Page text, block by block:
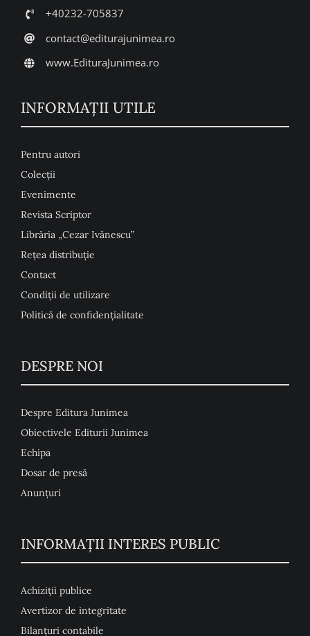
+40232-705837
contact@editurajunimea.ro
www.EdituraJunimea.ro
INFORMAŢII UTILE
Pentru autori
Colecţii
Evenimente
Revista Scriptor
Librăria „Cezar Ivănescu”
Rețea distribuție
Contact
Condiţii de utilizare
Politică de confidențialitate
DESPRE NOI
Despre Editura Junimea
Obiectivele Editurii Junimea
Echipa
Dosar de presă
Anunţuri
INFORMAȚII INTERES PUBLIC
Achiziții publice
Avertizor de integritate
Bilanțuri contabile